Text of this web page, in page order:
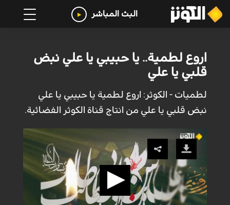
البث المباشر
اروع لطمية.. يا حبيبي يا علي نبض
قلبي يا علي
لطميات - الكوثر: اروع لطمية يا حبيبي يا علي
نبض قلبي يا علي من انتاج قناة الكوثر الفضائية.